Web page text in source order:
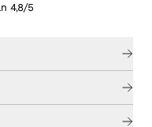
4,8/5